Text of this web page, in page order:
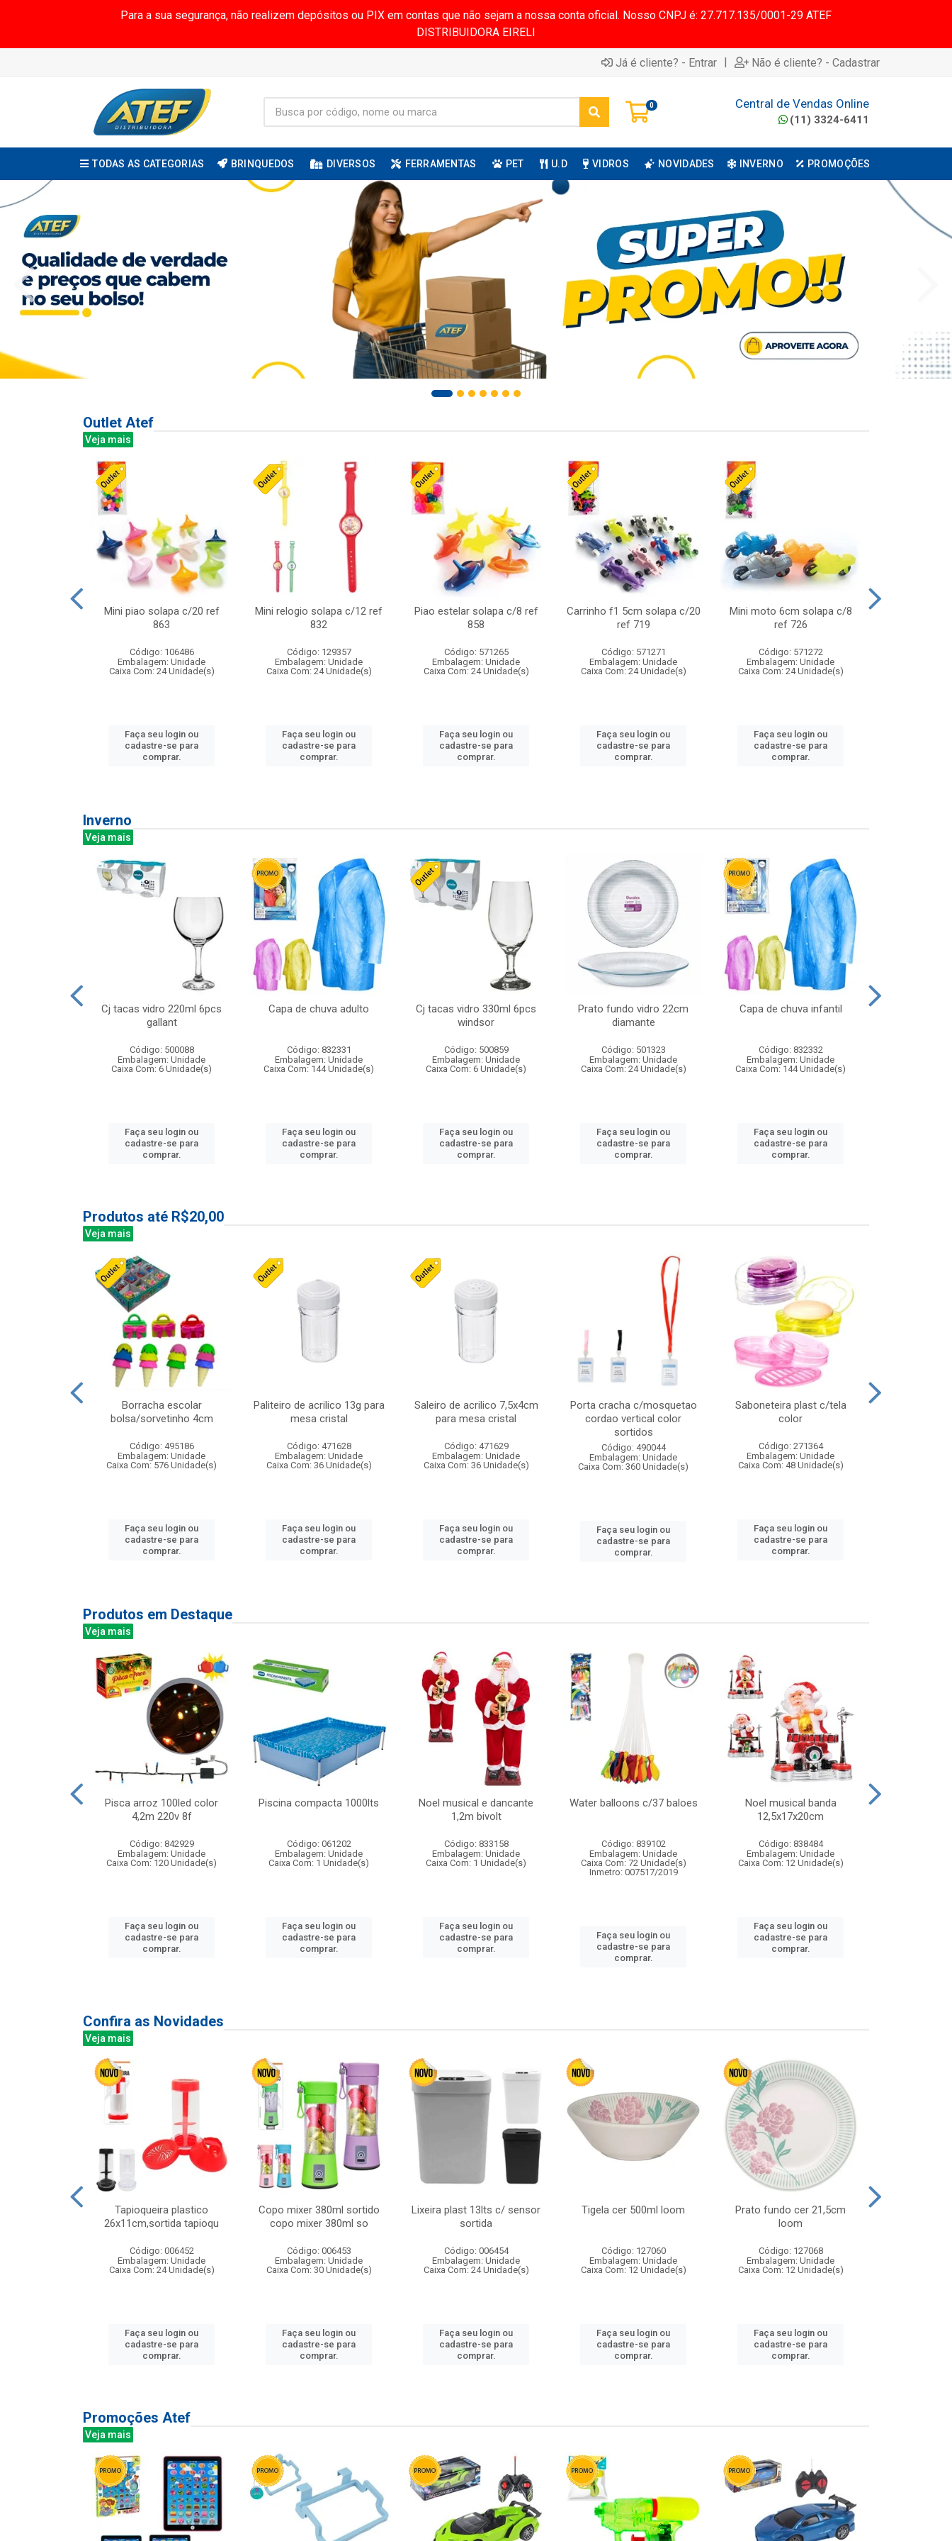
Para a sua segurança, não realizem depósitos ou PIX em contas que não sejam a nossa conta oficial. Nosso CNPJ é: 27.717.135/0001-29 ATEF
DISTRIBUIDORA EIRELI
Já é cliente? - Entrar | Não é cliente? - Cadastrar
0 Central de Vendas Online
(11) 3324-6411
TODAS AS CATEGORIAS BRINQUEDOS DIVERSOS FERRAMENTAS PET U.D VIDROS NOVIDADES INVERNO PROMOÇÕES
Outlet Atef
Veja mais
Mini piao solapa c/20 ref
863
Código: 106486
Embalagem: Unidade
Caixa Com: 24 Unidade(s)
Faça seu login ou
cadastre-se para
comprar.
Mini relogio solapa c/12 ref
832
Código: 129357
Embalagem: Unidade
Caixa Com: 24 Unidade(s)
Faça seu login ou
cadastre-se para
comprar.
Piao estelar solapa c/8 ref
858
Código: 571265
Embalagem: Unidade
Caixa Com: 24 Unidade(s)
Faça seu login ou
cadastre-se para
comprar.
Carrinho f1 5cm solapa c/20
ref 719
Código: 571271
Embalagem: Unidade
Caixa Com: 24 Unidade(s)
Faça seu login ou
cadastre-se para
comprar.
Mini moto 6cm solapa c/8
ref 726
Código: 571272
Embalagem: Unidade
Caixa Com: 24 Unidade(s)
Faça seu login ou
cadastre-se para
comprar.
Inverno
Veja mais
Cj tacas vidro 220ml 6pcs
gallant
Código: 500088
Embalagem: Unidade
Caixa Com: 6 Unidade(s)
Faça seu login ou
cadastre-se para
comprar.
Capa de chuva adulto
Código: 832331
Embalagem: Unidade
Caixa Com: 144 Unidade(s)
Faça seu login ou
cadastre-se para
comprar.
Cj tacas vidro 330ml 6pcs
windsor
Código: 500859
Embalagem: Unidade
Caixa Com: 6 Unidade(s)
Faça seu login ou
cadastre-se para
comprar.
Prato fundo vidro 22cm
diamante
Código: 501323
Embalagem: Unidade
Caixa Com: 24 Unidade(s)
Faça seu login ou
cadastre-se para
comprar.
Capa de chuva infantil
Código: 832332
Embalagem: Unidade
Caixa Com: 144 Unidade(s)
Faça seu login ou
cadastre-se para
comprar.
Produtos até R$20,00
Veja mais
Borracha escolar
bolsa/sorvetinho 4cm
Código: 495186
Embalagem: Unidade
Caixa Com: 576 Unidade(s)
Faça seu login ou
cadastre-se para
comprar.
Paliteiro de acrilico 13g para
mesa cristal
Código: 471628
Embalagem: Unidade
Caixa Com: 36 Unidade(s)
Faça seu login ou
cadastre-se para
comprar.
Saleiro de acrilico 7,5x4cm
para mesa cristal
Código: 471629
Embalagem: Unidade
Caixa Com: 36 Unidade(s)
Faça seu login ou
cadastre-se para
comprar.
Porta cracha c/mosquetao
cordao vertical color
sortidos
Código: 490044
Embalagem: Unidade
Caixa Com: 360 Unidade(s)
Faça seu login ou
cadastre-se para
comprar.
Saboneteira plast c/tela
color
Código: 271364
Embalagem: Unidade
Caixa Com: 48 Unidade(s)
Faça seu login ou
cadastre-se para
comprar.
Produtos em Destaque
Veja mais
Pisca arroz 100led color
4,2m 220v 8f
Código: 842929
Embalagem: Unidade
Caixa Com: 120 Unidade(s)
Faça seu login ou
cadastre-se para
comprar.
Piscina compacta 1000lts
Código: 061202
Embalagem: Unidade
Caixa Com: 1 Unidade(s)
Faça seu login ou
cadastre-se para
comprar.
Noel musical e dancante
1,2m bivolt
Código: 833158
Embalagem: Unidade
Caixa Com: 1 Unidade(s)
Faça seu login ou
cadastre-se para
comprar.
Water balloons c/37 baloes
Código: 839102
Embalagem: Unidade
Caixa Com: 72 Unidade(s)
Inmetro: 007517/2019
Faça seu login ou
cadastre-se para
comprar.
Noel musical banda
12,5x17x20cm
Código: 838484
Embalagem: Unidade
Caixa Com: 12 Unidade(s)
Faça seu login ou
cadastre-se para
comprar.
Confira as Novidades
Veja mais
Tapioqueira plastico
26x11cm,sortida tapioqu
Código: 006452
Embalagem: Unidade
Caixa Com: 24 Unidade(s)
Faça seu login ou
cadastre-se para
comprar.
Copo mixer 380ml sortido
copo mixer 380ml so
Código: 006453
Embalagem: Unidade
Caixa Com: 30 Unidade(s)
Faça seu login ou
cadastre-se para
comprar.
Lixeira plast 13lts c/ sensor
sortida
Código: 006454
Embalagem: Unidade
Caixa Com: 24 Unidade(s)
Faça seu login ou
cadastre-se para
comprar.
Tigela cer 500ml loom
Código: 127060
Embalagem: Unidade
Caixa Com: 12 Unidade(s)
Faça seu login ou
cadastre-se para
comprar.
Prato fundo cer 21,5cm
loom
Código: 127068
Embalagem: Unidade
Caixa Com: 12 Unidade(s)
Faça seu login ou
cadastre-se para
comprar.
Promoções Atef
Veja mais